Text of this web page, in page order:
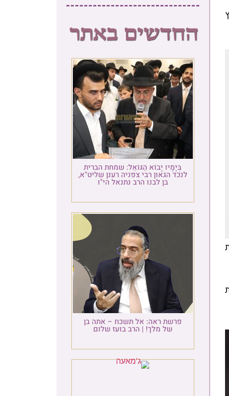
בְּיָמָיו יָבוֹא הַגּוֹאֵל: שמחת הברית
לנכד הגאון רבי צפניה רענן שליט"א,
בן לבנו הרב נתנאל הי"ו
פרשת ראה: אל תשכח – אתה בן
של מלך! | הרב בועז שלום